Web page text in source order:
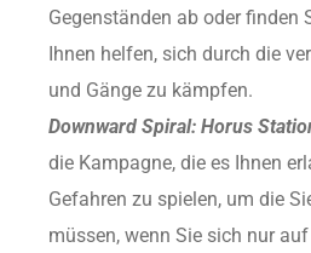
Gegenständen ab oder finden
Ihnen helfen, sich durch die
und Gänge zu kämpfen.
Downward Spiral: Horus
die Kampagne, die es Ihnen
Gefahren zu spielen, um die
müssen, wenn Sie sich nur